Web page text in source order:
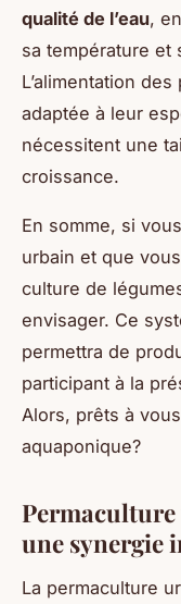
qualité de l’eau,
sa température et
L’alimentation
adaptée à leur
nécessitent une
croissance.
En somme, si
urbain et que
culture de
envisager. Ce
permettra de
participant à la
Alors, prêts à
aquaponique?
Permaculture
une synergie
La permaculture